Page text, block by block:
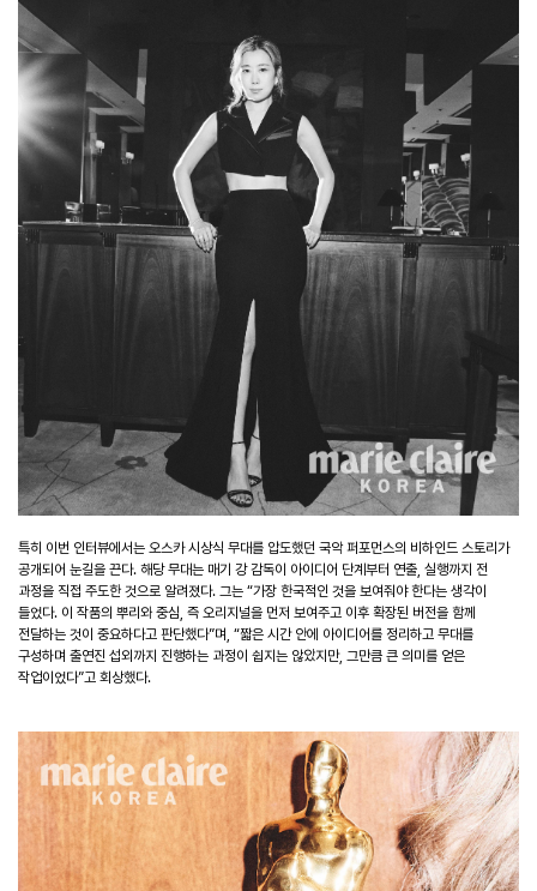
특히 이번 인터뷰에서는 오스카 시상식 무대를 압도했던 국악 퍼포먼스의 비하인드 스토리가
공개되어 눈길을 끈다. 해당 무대는 매기 강 감독이 아이디어 단계부터 연출 실행까지 전
과정을 직접 주도한 것으로 알려졌다. 그는 “가장 한국적인 것을 보여줘야 한다는 생각이
들었다. 이 작품의 뿌리와 중심 즉 오리지널을 먼저 보여주고 이후 확장된 버전을 함께
전달하는 것이 중요하다고 판단했다”며 , “짧은 시간 안에 아이디어를 정리하고 무대를
구성하며 출연진 섭외까지 진행하는 과정이 쉽지는 않았지만, 그만큼 큰 의미를 얻은
작업이었다”고 회상했다.